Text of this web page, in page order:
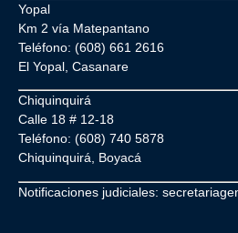
Yopal
Km 2 vía Matepantano
Teléfono: (608) 661 2616
El Yopal, Casanare
Chiquinquirá
Calle 18 # 12-18
Teléfono: (608) 740 5878
Chiquinquirá, Boyacá
Notificaciones judiciales: